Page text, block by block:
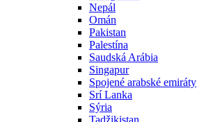
Nepál
Omán
Pakistan
Palestína
Saudská Arábia
Singapur
Spojené arabské emiráty
Srí Lanka
Sýria
Tadžikistan